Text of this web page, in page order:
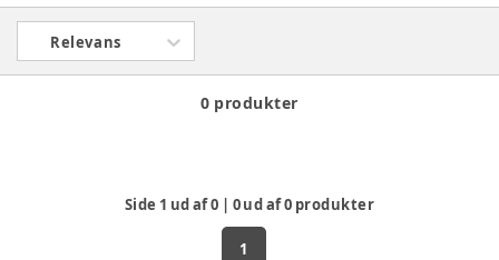
om der ikke er en, som vil falde i god jord hjemme hos jer.
Relevans
0 produkter
Side 1 ud af0 | 0ud af0 produkter
1